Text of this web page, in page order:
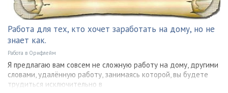
Работа для тех, кто хочет заработать на дому, но не
знает как.
Работа в Орифлейм
Я предлагаю вам совсем не сложную работу на дому, другими
словами, удалённую работу, занимаясь которой, вы будете
трудиться исключительно в